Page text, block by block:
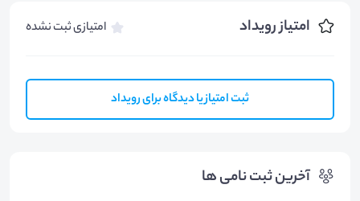
امتیاز رویداد امتیازی ثبت نشده
ثبت امتیاز یا دیدگاه برای رویداد
آخرین ثبت نامی ها